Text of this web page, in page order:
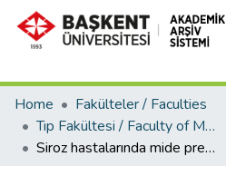
Home
Fakülteler / Faculties
Tıp Fakültesi / Faculty of Medicine
Siroz hastalarında mide prekanseröz lezyonların değerlendirilmesi